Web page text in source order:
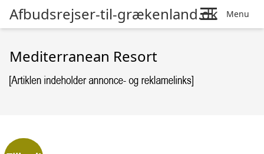
Afbudsrejser-til-grækenland.dk Menu
Mediterranean Resort